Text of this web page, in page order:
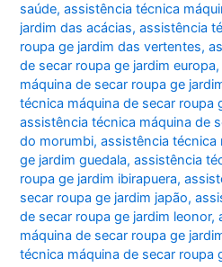
saúde,assistência técnica
jardim das acácias,assistência
roupa ge jardim das vertentes,
de secar roupa ge jardim europa
máquina de secar roupa ge
técnica máquina de secar roupa
assistência técnica máquina de
do morumbi,assistência técnica
ge jardim guedala,assistência
roupa ge jardim ibirapuera,
secar roupa ge jardim japão,
de secar roupa ge jardim leonor,
máquina de secar roupa ge
técnica máquina de secar roupa